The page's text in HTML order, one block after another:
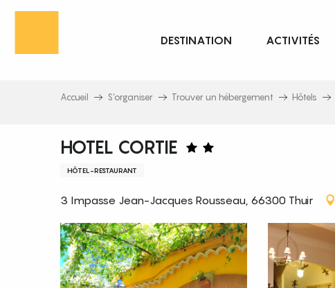
Aller
principal
DESTINATION ACTIVITÉS
Accueil S’organiser Trouver un hébergement Hôtels
HOTEL CORTIE
HÔTEL-RESTAURANT
3 Impasse Jean-Jacques Rousseau, 66300 Thuir